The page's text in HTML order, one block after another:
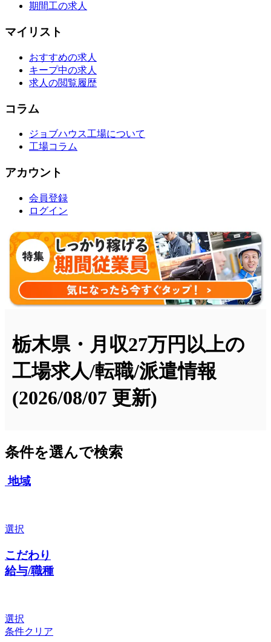
期間工の求人
マイリスト
おすすめの求人
キープ中の求人
求人の閲覧履歴
コラム
ジョブハウス工場について
工場コラム
アカウント
会員登録
ログイン
栃木県・月収27万円以上の
工場求人/転職/派遣情報
(2026/08/07 更新)
条件を選んで検索
地域
選択
こだわり
給与/職種
選択
条件クリア